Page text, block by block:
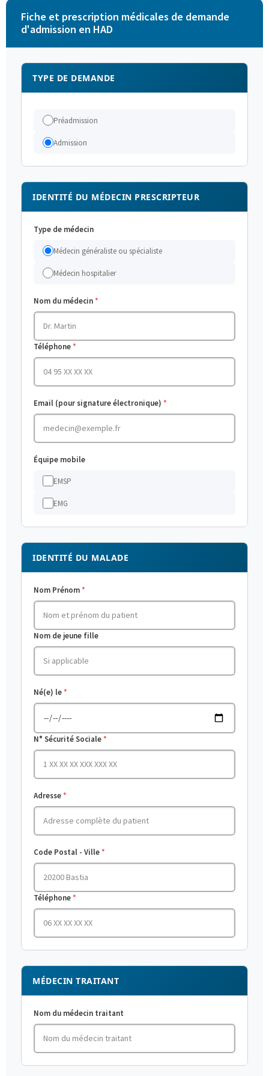
Fiche et prescription médicales de demande
d'admission en HAD
TYPE DE DEMANDE
Préadmission
Admission
IDENTITÉ DU MÉDECIN PRESCRIPTEUR
Type de médecin
Médecin généraliste ou spécialiste
Médecin hospitalier
Nom du médecin
Téléphone
Email (pour signature électronique)
Équipe mobile
EMSP
EMG
IDENTITÉ DU MALADE
Nom Prénom
Nom de jeune fille
Né(e) le
N° Sécurité Sociale
Adresse
Code Postal - Ville
Téléphone
MÉDECIN TRAITANT
Nom du médecin traitant